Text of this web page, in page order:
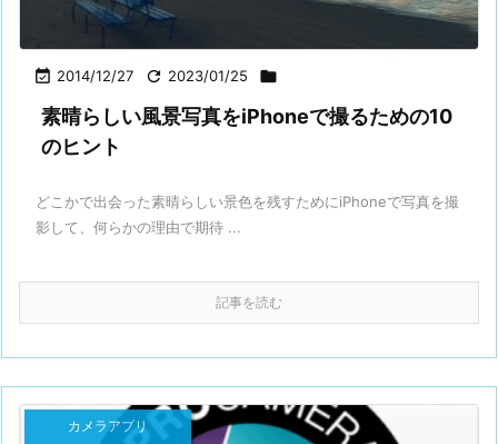
 2014/12/27  2023/01/25 
素晴らしい風景写真をiPhoneで撮るための10
のヒント
どこかで出会った素晴らしい景色を残すためにiPhoneで写真を撮
影して、何らかの理由で期待 ...
記事を読む
カメラアプリ